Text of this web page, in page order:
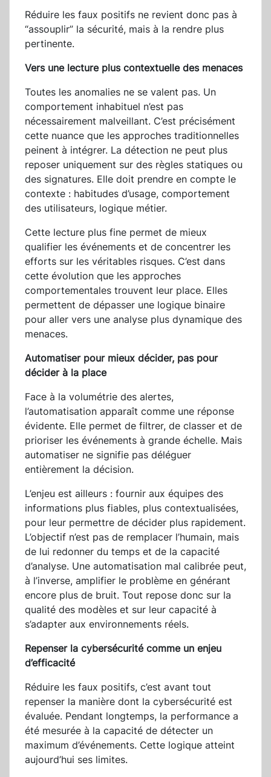
Réduire les faux positifs ne revient donc pas à
“assouplir” la sécurité, mais à la rendre plus
pertinente.
Vers une lecture plus contextuelle des menaces
Toutes les anomalies ne se valent pas. Un
comportement inhabituel n’est pas
nécessairement malveillant. C’est précisément
cette nuance que les approches traditionnelles
peinent à intégrer. La détection ne peut plus
reposer uniquement sur des règles statiques ou
des signatures. Elle doit prendre en compte le
contexte : habitudes d’usage, comportement
des utilisateurs, logique métier.
Cette lecture plus fine permet de mieux
qualifier les événements et de concentrer les
efforts sur les véritables risques. C’est dans
cette évolution que les approches
comportementales trouvent leur place. Elles
permettent de dépasser une logique binaire
pour aller vers une analyse plus dynamique des
menaces.
Automatiser pour mieux décider, pas pour
décider à la place
Face à la volumétrie des alertes,
l’automatisation apparaît comme une réponse
évidente. Elle permet de filtrer, de classer et de
prioriser les événements à grande échelle. Mais
automatiser ne signifie pas déléguer
entièrement la décision.
L’enjeu est ailleurs : fournir aux équipes des
informations plus fiables, plus contextualisées,
pour leur permettre de décider plus rapidement.
L’objectif n’est pas de remplacer l’humain, mais
de lui redonner du temps et de la capacité
d’analyse. Une automatisation mal calibrée peut,
à l’inverse, amplifier le problème en générant
encore plus de bruit. Tout repose donc sur la
qualité des modèles et sur leur capacité à
s’adapter aux environnements réels.
Repenser la cybersécurité comme un enjeu
d’efficacité
Réduire les faux positifs, c’est avant tout
repenser la manière dont la cybersécurité est
évaluée. Pendant longtemps, la performance a
été mesurée à la capacité de détecter un
maximum d’événements. Cette logique atteint
aujourd’hui ses limites.